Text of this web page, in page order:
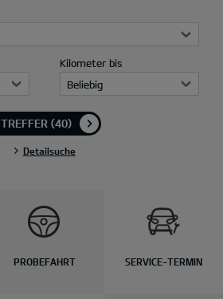
Kilometer bis
Beliebig
Detailsuche
TREFFER (40)
PROBEFAHRT SERVICE-TERMIN